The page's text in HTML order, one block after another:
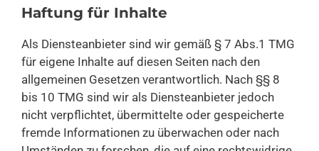
Haftung für Inhalte
Als Diensteanbieter sind wir gemäß § 7 Abs.1 TMG
für eigene Inhalte auf diesen Seiten nach den
allgemeinen Gesetzen verantwortlich. Nach §§ 8
bis 10 TMG sind wir als Diensteanbieter jedoch
nicht verpflichtet, übermittelte oder gespeicherte
fremde Informationen zu überwachen oder nach